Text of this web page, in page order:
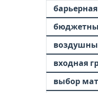
входная
выбор